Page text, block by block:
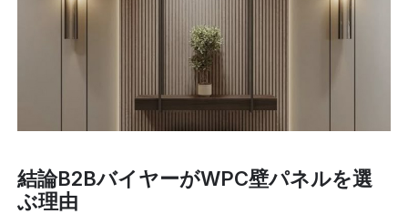
結論B2BバイヤーがWPC壁パネルを選
ぶ理由